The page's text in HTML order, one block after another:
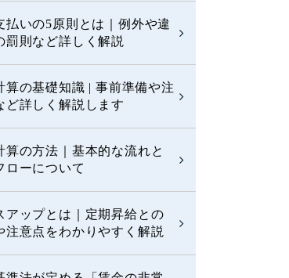
払いの5原則とは｜例外や違
罰則など詳しく解説
算の基礎知識 | 事前準備や注
ど詳しく解説します
算の方法｜基本的な流れと
ローについて
アップとは｜定期昇給との
注意点をわかりやすく解説